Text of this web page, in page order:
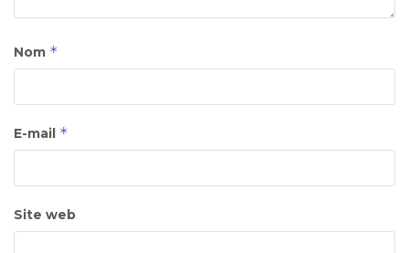
Nom *
E-mail *
Site web